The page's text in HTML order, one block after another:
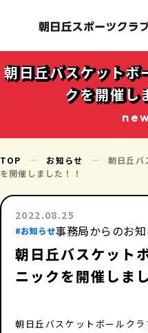
朝日丘バスケットボ
クを開催し
TOP お知らせ
朝日丘バ
を開催しました！！
2022.08.25
#お知らせ事務局からのお
朝日丘バスケット
ニックを開催しま
朝日丘バスケットボールク